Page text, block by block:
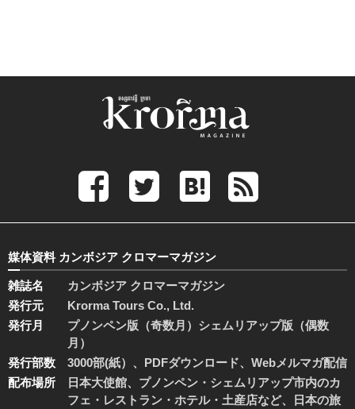
媒体資料 カンボジア クロマーマガジン
雑誌名
カンボジア クロマーマガジン
発行元
Krorma Tours Co., Ltd.
発行月
プノンペン版（奇数月）シェムリアップ版（偶数
月）
発行部数
3000部(紙）、PDFダウンロード、Webメルマガ配信
配布場所
日本大使館、プノンペン・シェムリアップ市内のカ
フェ・レストラン・ホテル・土産店など、日本の旅